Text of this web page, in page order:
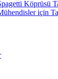
Köprüsü
için